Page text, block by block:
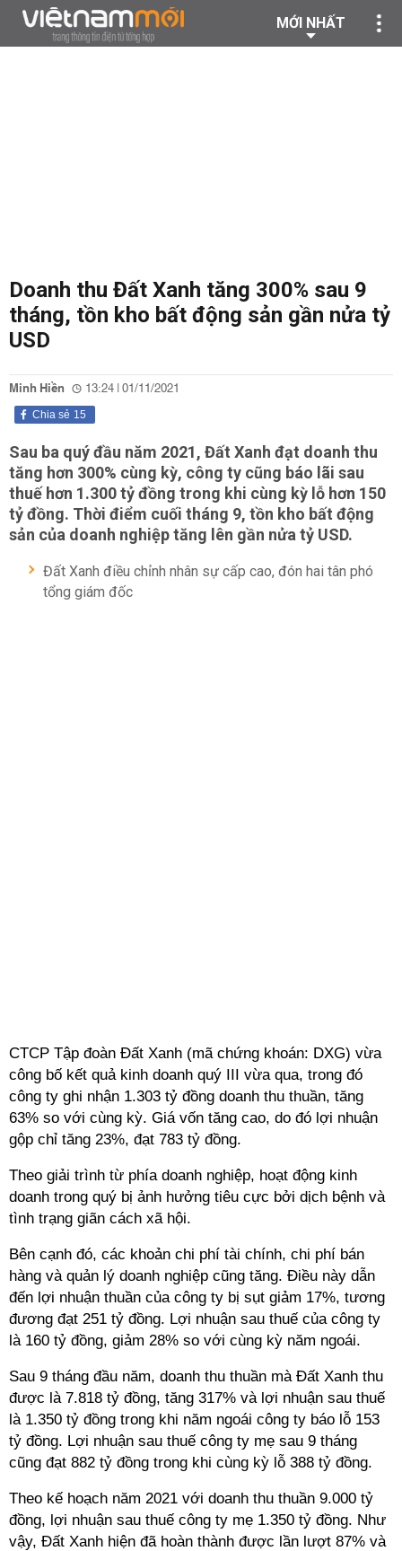
MỚI NHẤT
Doanh thu Đất Xanh tăng 300% sau 9
tháng, tồn kho bất động sản gần nửa tỷ
USD
Minh Hiền 13:24 | 01/11/2021
15
Chia sẻ
Sau ba quý đầu năm 2021, Đất Xanh đạt doanh thu
tăng hơn 300% cùng kỳ, công ty cũng báo lãi sau
thuế hơn 1.300 tỷ đồng trong khi cùng kỳ lỗ hơn 150
tỷ đồng. Thời điểm cuối tháng 9, tồn kho bất động
sản của doanh nghiệp tăng lên gần nửa tỷ USD.
Đất Xanh điều chỉnh nhân sự cấp cao, đón hai tân phó
tổng giám đốc
CTCP Tập đoàn Đất Xanh (mã chứng khoán: DXG) vừa
công bố kết quả kinh doanh quý III vừa qua, trong đó
công ty ghi nhận 1.303 tỷ đồng doanh thu thuần, tăng
63% so với cùng kỳ. Giá vốn tăng cao, do đó lợi nhuận
gộp chỉ tăng 23%, đạt 783 tỷ đồng.
Theo giải trình từ phía doanh nghiệp, hoạt động kinh
doanh trong quý bị ảnh hưởng tiêu cực bởi dịch bệnh và
tình trạng giãn cách xã hội.
Bên cạnh đó, các khoản chi phí tài chính, chi phí bán
hàng và quản lý doanh nghiệp cũng tăng. Điều này dẫn
đến lợi nhuận thuần của công ty bị sụt giảm 17%, tương
đương đạt 251 tỷ đồng. Lợi nhuận sau thuế của công ty
là 160 tỷ đồng, giảm 28% so với cùng kỳ năm ngoái.
Sau 9 tháng đầu năm, doanh thu thuần mà Đất Xanh thu
được là 7.818 tỷ đồng, tăng 317% và lợi nhuận sau thuế
là 1.350 tỷ đồng trong khi năm ngoái công ty báo lỗ 153
tỷ đồng. Lợi nhuận sau thuế công ty mẹ sau 9 tháng
cũng đạt 882 tỷ đồng trong khi cùng kỳ lỗ 388 tỷ đồng.
Theo kế hoạch năm 2021 với doanh thu thuần 9.000 tỷ
đồng, lợi nhuận sau thuế công ty mẹ 1.350 tỷ đồng. Như
vậy, Đất Xanh hiện đã hoàn thành được lần lượt 87% và